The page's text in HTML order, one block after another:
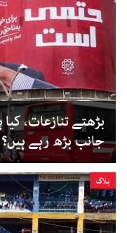
بڑھتے تنازعات،
جانب بڑھ رہے ہیں؟
بلاگ